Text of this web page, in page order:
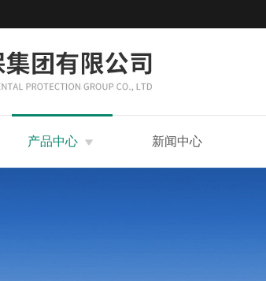
产品中心 新闻中心